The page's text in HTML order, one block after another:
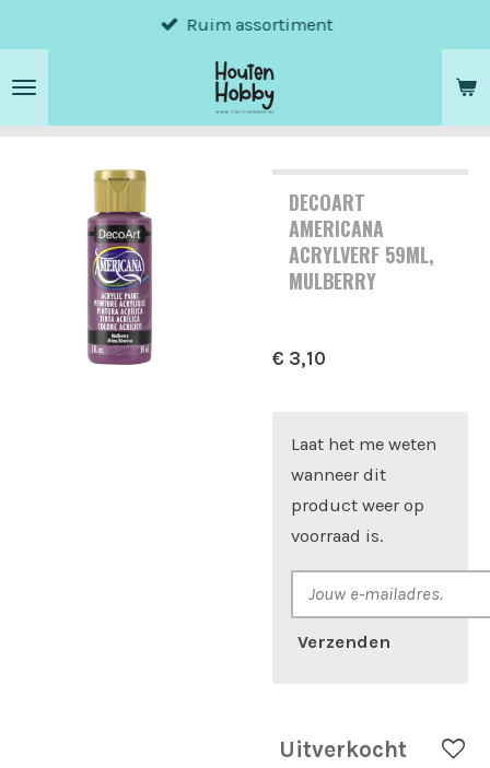
direct
naar
Ruim assortiment
DECOART
AMERICANA
ACRYLVERF 59ML,
MULBERRY
€ 3,10
Laat het me weten
wanneer dit
product weer op
voorraad is.
Verzenden
Uitverkocht